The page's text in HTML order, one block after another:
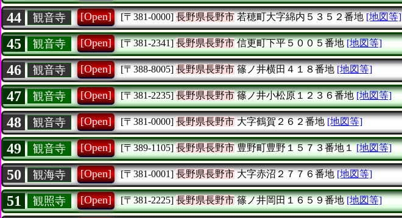
44 観音寺 [Open] [〒381-0000] 長野県長野市若穂町大字綿内５３５２番地 [地図等]
45 観音寺 [Open] [〒381-2341] 長野県長野市信更町下平５００５番地 [地図等]
46 観音寺 [Open] [〒388-8005] 長野県長野市篠ノ井横田４１８番地 [地図等]
47 観音寺 [Open] [〒381-2235] 長野県長野市篠ノ井小松原１２３６番地 [地図等]
48 観音寺 [Open] [〒381-0000] 長野県長野市大字鶴賀２６２番地 [地図等]
49 観音寺 [Open] [〒389-1105] 長野県長野市豊野町豊野１５７３番地１ [地図等]
50 観海寺 [Open] [〒381-0001] 長野県長野市大字赤沼２７７６番地 [地図等]
51 観照寺 [Open] [〒381-2225] 長野県長野市篠ノ井岡田１６５９番地 [地図等]